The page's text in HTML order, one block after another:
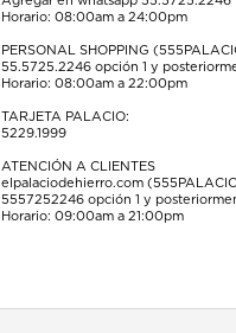
Horario: 08:00am a 24:00pm
PERSONAL SHOPPING
55.5725.2246 opción 1 y
Horario: 08:00am a 22:00pm
TARJETA PALACIO:
5229.1999
ATENCIÓN A CLIENTES
elpalaciodehierro.com
5557252246 opción 1 y
Horario: 09:00am a 21:00pm